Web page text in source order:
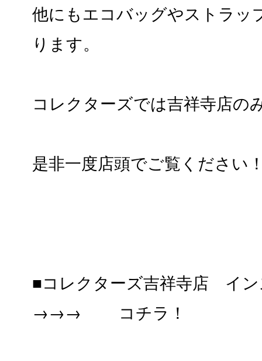
他にもエコバッグやストラッ
ります。
コレクターズでは吉祥寺店の
是非一度店頭でご覧ください
■コレクターズ吉祥寺店 イ
→→→ コチラ！